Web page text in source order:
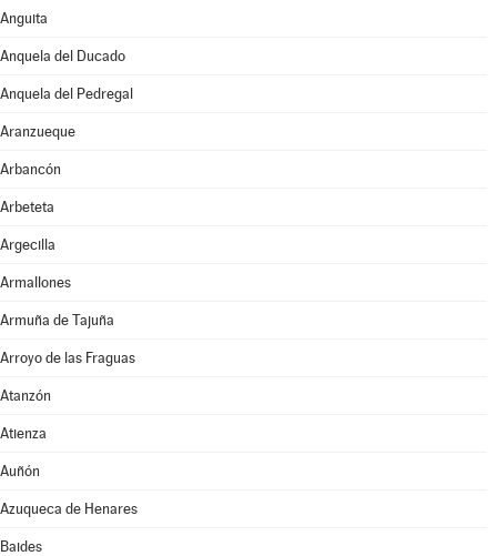
Anguita
Anquela del Ducado
Anquela del Pedregal
Aranzueque
Arbancón
Arbeteta
Argecilla
Armallones
Armuña de Tajuña
Arroyo de las Fraguas
Atanzón
Atienza
Auñón
Azuqueca de Henares
Baides